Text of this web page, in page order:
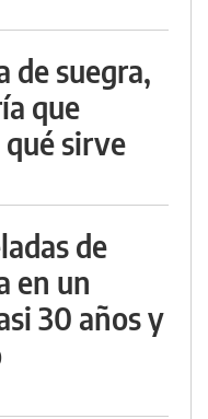
de suegra,
que
sirve
de
en un
30 años y